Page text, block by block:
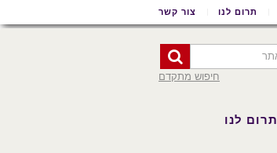
תרום לנו צור קשר
חיפוש מתקדם
תרום לנו